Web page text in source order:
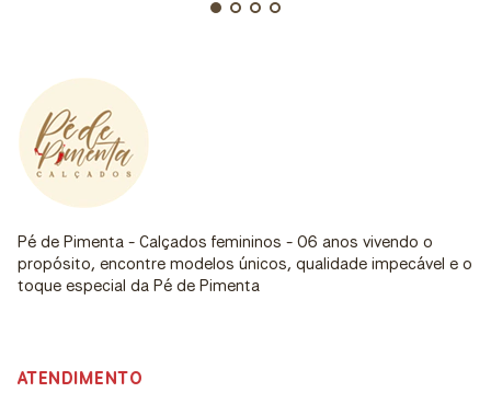
Pé de Pimenta - Calçados femininos - 06 anos vivendo o
propósito, encontre modelos únicos, qualidade impecável e o
toque especial da Pé de Pimenta
ATENDIMENTO